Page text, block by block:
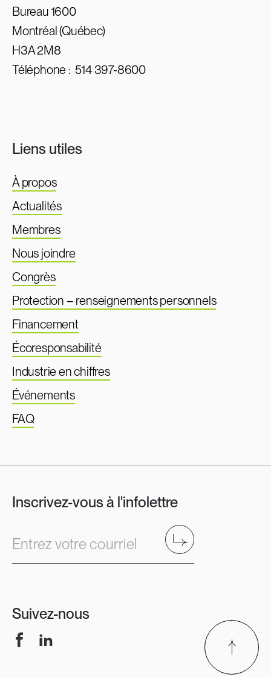
Bureau 1600
Montréal (Québec)
H3A 2M8
Téléphone :514 397-8600
Liens utiles
À propos
Actualités
Membres
Nous joindre
Congrès
Protection – renseignements personnels
Financement
Écoresponsabilité
Industrie en chiffres
Événements
FAQ
Inscrivez-vous à l'infolettre
Entrez votre courriel Envoyer
Suivez-nous
FacebookLinkedIn